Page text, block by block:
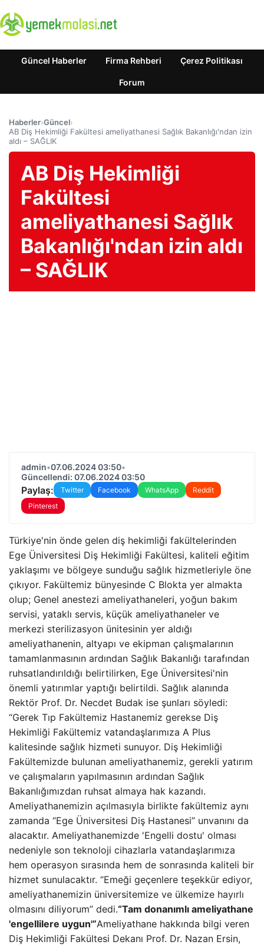
Güncel Haberler Firma Rehberi Çerez Politikası
Forum
Haberler›Güncel›
AB Diş Hekimliği Fakültesi ameliyathanesi Sağlık Bakanlığı'ndan izin
aldı – SAĞLIK
AB Diş Hekimliği
Fakültesi
ameliyathanesi Sağlık
Bakanlığı'ndan izin aldı
– SAĞLIK
admin•07.06.2024 03:50•
Güncellendi: 07.06.2024 03:50
Paylaş: Twitter Facebook WhatsApp
Reddit
Pinterest
Türkiye'nin önde gelen diş hekimliği fakültelerinden
Ege Üniversitesi Diş Hekimliği Fakültesi, kaliteli eğitim
yaklaşımı ve bölgeye sunduğu sağlık hizmetleriyle öne
çıkıyor. Fakültemiz bünyesinde C Blokta yer almakta
olup; Genel anestezi ameliyathaneleri, yoğun bakım
servisi, yataklı servis, küçük ameliyathaneler ve
merkezi sterilizasyon ünitesinin yer aldığı
ameliyathanenin, altyapı ve ekipman çalışmalarının
tamamlanmasının ardından Sağlık Bakanlığı tarafından
ruhsatlandırıldığı belirtilirken, Ege Üniversitesi'nin
önemli yatırımlar yaptığı belirtildi. Sağlık alanında
Rektör Prof. Dr. Necdet Budak ise şunları söyledi:
“Gerek Tıp Fakültemiz Hastanemiz gerekse Diş
Hekimliği Fakültemiz vatandaşlarımıza A Plus
kalitesinde sağlık hizmeti sunuyor. Diş Hekimliği
Fakültemizde bulunan ameliyathanemiz, gerekli yatırım
ve çalışmaların yapılmasının ardından Sağlık
Bakanlığımızdan ruhsat almaya hak kazandı.
Ameliyathanemizin açılmasıyla birlikte fakültemiz aynı
zamanda “Ege Üniversitesi Diş Hastanesi” unvanını da
alacaktır. Ameliyathanemizde 'Engelli dostu' olması
nedeniyle son teknoloji cihazlarla vatandaşlarımıza
hem operasyon sırasında hem de sonrasında kaliteli bir
hizmet sunulacaktır. “Emeği geçenlere teşekkür ediyor,
ameliyathanemizin üniversitemize ve ülkemize hayırlı
olmasını diliyorum” dedi.“Tam donanımlı ameliyathane
'engellilere uygun'”Ameliyathane hakkında bilgi veren
Diş Hekimliği Fakültesi Dekanı Prof. Dr. Nazan Ersin,